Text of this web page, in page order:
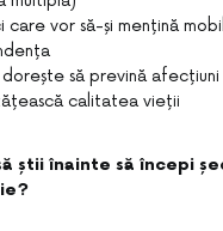
care vor să-și mențină
să prevină afecțiuni
calitatea vieții
știi înainte să începi